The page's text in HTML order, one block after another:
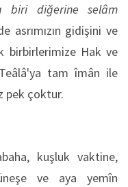
biri diğerine selâm
asrımızın gidişini ve
birbirlerimize Hak ve
tam îmân ile
pek çoktur.
kuşluk vaktine,
ve aya yemîn